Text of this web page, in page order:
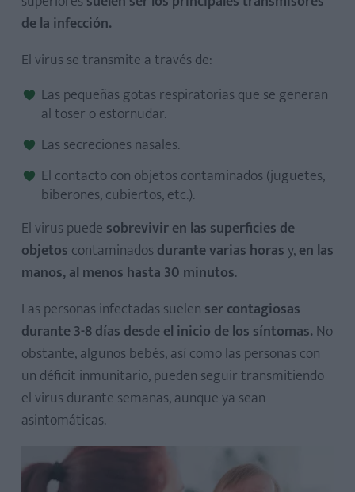
de la infección.
El virus se transmite a través de:
Las pequeñas gotas respiratorias que se generan
al toser o estornudar.
Las secreciones nasales.
El contacto con objetos contaminados (juguetes,
biberones, cubiertos, etc.).
El virus puede sobrevivir en las superficies de
objetos contaminados durante varias horasy,en las
manos, al menos hasta 30 minutos.
Las personas infectadas suelen ser contagiosas
durante 3-8 días desde el inicio de los síntomas. No
obstante, algunos bebés, así como las personas con
un déficit inmunitario, pueden seguir transmitiendo
el virus durante semanas, aunque ya sean
asintomáticas.